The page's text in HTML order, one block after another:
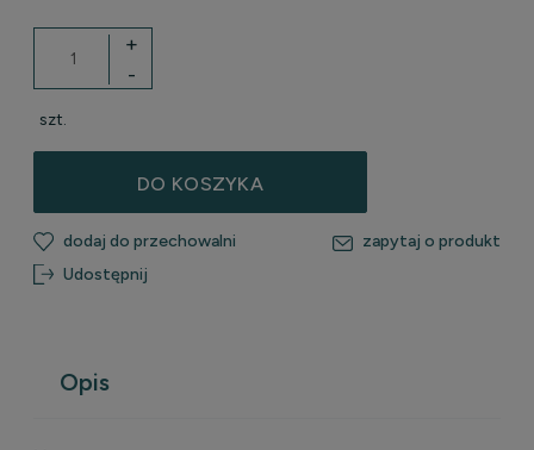
-
+
szt.
DO KOSZYKA
dodaj do przechowalni
zapytaj o produkt
Udostępnij
Opis